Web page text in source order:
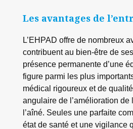
Les avantages de
L’EHPAD offre de nombreux
contribuent au bien-être de
présence permanente d’une
figure parmi les plus
médical rigoureux et de
angulaire de l’amélioration
l’aîné. Seules une parfaite
état de santé et une vigilance